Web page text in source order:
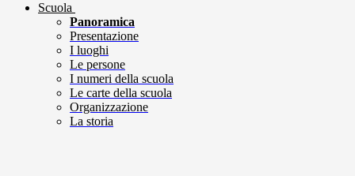
Scuola
Panoramica
Presentazione
I luoghi
Le persone
I numeri della scuola
Le carte della scuola
Organizzazione
La storia